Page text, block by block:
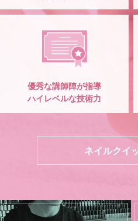
優秀な講師陣が指導
ハイレベルな技術力
ネイルクイ